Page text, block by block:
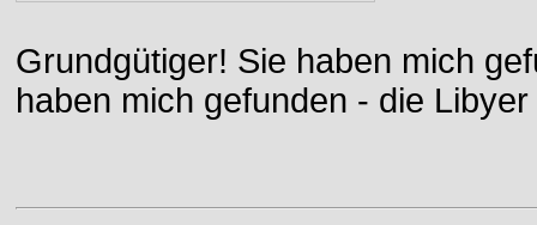
Grundgütiger! Sie haben mich
haben mich gefunden - die